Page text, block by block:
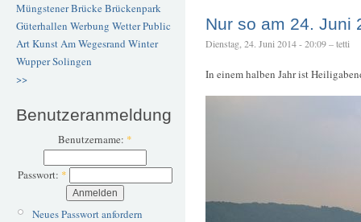
Müngstener BrückeBrückenpark
Güterhallen Werbung WetterPublic
ArtKunstAm Wegesrand Winter
WupperSolingen
>>
Benutzeranmeldung
Benutzername: *
Passwort: *
Neues Passwort anfordern
Nur so am 24. Juni
Dienstag, 24. Juni 2014 - 20:09 – tetti
In einem halben Jahr ist